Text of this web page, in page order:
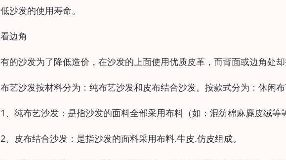
低沙发的使用寿命。
看边角
有的沙发为了降低造价，在沙发的上面使用优质皮革，而背面或边角处却
布艺沙发按材料分为：纯布艺沙发和皮布结合沙发。按款式分为：休闲布
1、纯布艺沙发：是指沙发的面料全部采用布料（如：混纺棉麻麂皮绒等
2、皮布结合沙发：是指沙发的面料采用布料.牛皮.仿皮组成。